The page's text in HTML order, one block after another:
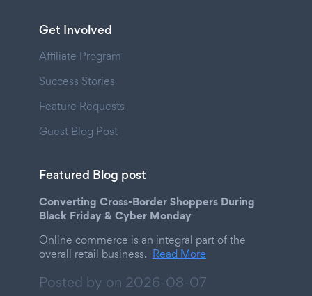
Get Involved
Affiliate Program
Success Stories
Feature Requests
Guest Blog Post
Featured Blog post
Converting Cross-Border Shoppers During
Black Friday & Cyber Monday
Online commerce is an integral part of the
overall retail business. Read More
Posted by on 2026-08-07